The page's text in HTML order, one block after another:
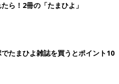
受け入れることから始めて子ど
います。
でも、例えば小さい子どもが自
見れば、嫌悪感を抱いて「何や
うかもしれません。そんなとき
のか、「自慰行為は人前でやる
といった「心構え」をもつこと
ら！2冊の「たまひよ」
たまひよ雑誌を買うとポイント10